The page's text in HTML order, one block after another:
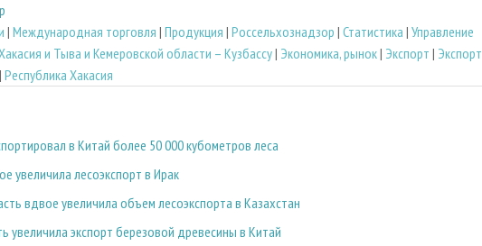
| Международная торговля | Продукция | Россельхознадзор | Статистика | Управление
и Тыва и Кемеровской области – Кузбассу| Экономика, рынок| Экспорт | Экспорт
| Республика Хакасия
в Китай более 50 000 кубометров леса
увеличила лесоэкспорт в Ирак
вдвое увеличила объем лесоэкспорта в Казахстан
увеличила экспорт березовой древесины в Китай